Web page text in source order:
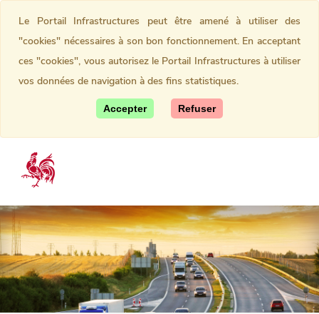
Le Portail Infrastructures peut être amené à utiliser des
"cookies" nécessaires à son bon fonctionnement. En acceptant
ces "cookies", vous autorisez le Portail Infrastructures à utiliser
vos données de navigation à des fins statistiques.
Accepter Refuser